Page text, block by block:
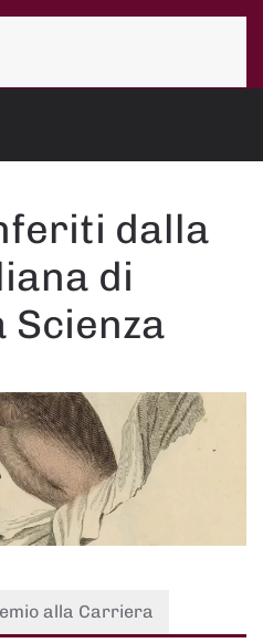
dalla
di
Scienza
alla Carriera